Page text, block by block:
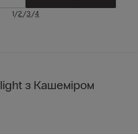
1/2/3/4
з Кашеміром